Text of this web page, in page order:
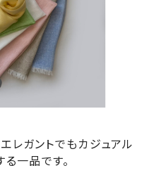
レガントでもカジュアル
一品です。